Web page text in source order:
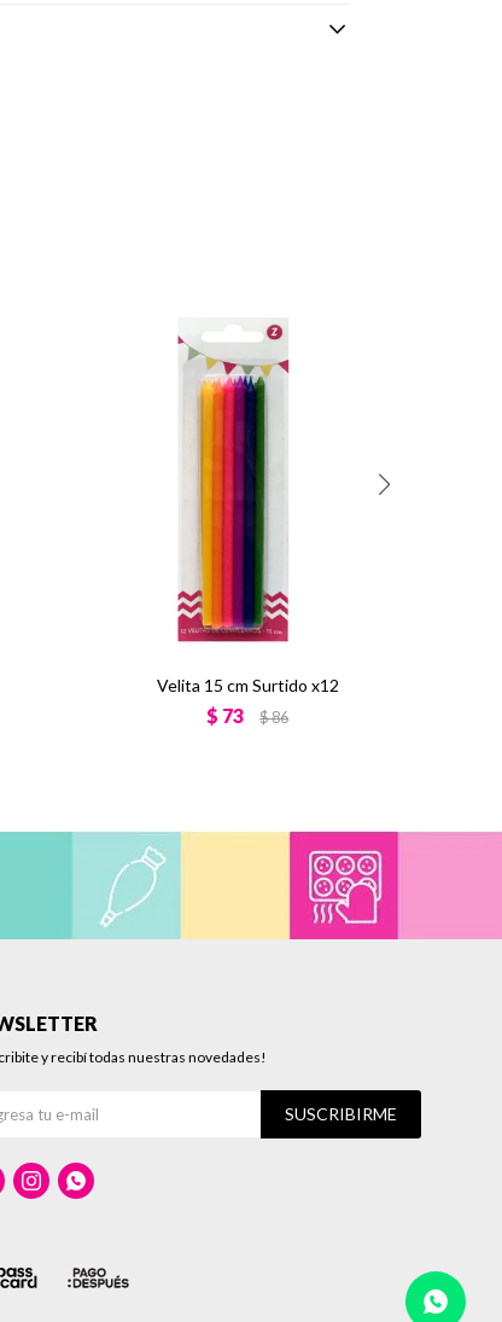
Velita 15 cm Surtido x12
$ 73 $86
y recibí todas nuestras novedades!
SUSCRIBIRME
 